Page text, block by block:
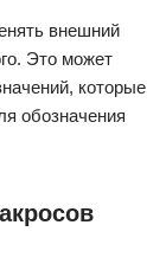
внешний
Это может
которые
обозначения